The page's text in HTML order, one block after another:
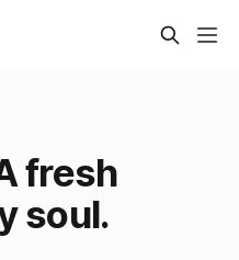
fresh
soul.